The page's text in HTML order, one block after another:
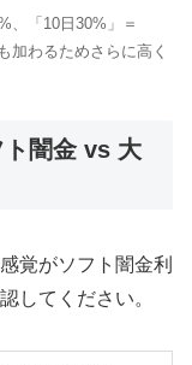
、「10日30%」＝
加わるためさらに高く
闇金 vs 大
覚がソフト闇金利
してください。